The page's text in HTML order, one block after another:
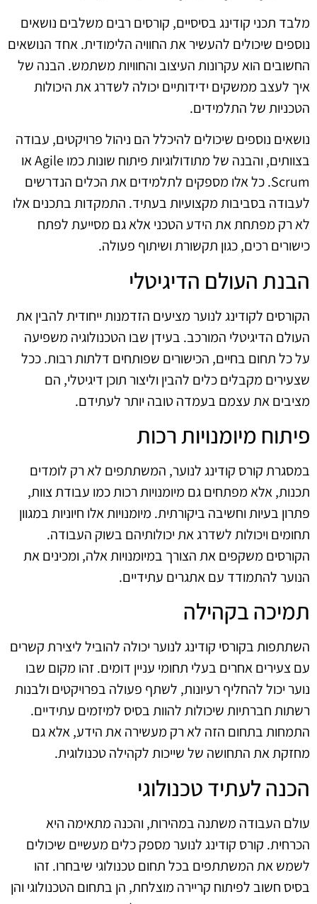
מלבד תכני קודינג בסיסיים, קורסים רבים משלבים נושאים
נוספים שיכולים להעשיר את החוויה הלימודית. אחד הנושאים
החשובים הוא עקרונות העיצוב והחוויות משתמש. הבנה של
איך לעצב ממשקים ידידותיים יכולה לשדרג את היכולות
הטכניות של התלמידים.
נושאים נוספים שיכולים להיכלל הם ניהול פרויקטים, עבודה
בצוותים, והבנה של מתודולוגיות פיתוח שונות כמו Agile או
Scrum. כל אלו מספקים לתלמידים את הכלים הנדרשים
לעבודה בסביבות מקצועיות בעתיד. התמקדות בתכנים אלו
לא רק מפתחת את הידע הטכני אלא גם מסייעת לפתח
כישורים רכים, כגון תקשורת ושיתוף פעולה.
הבנת העולם הדיגיטלי
הקורסים לקודינג לנוער מציעים הזדמנות ייחודית להבין את
העולם הדיגיטלי המורכב. בעידן שבו הטכנולוגיה משפיעה
על כל תחום בחיים, הכישורים שפותחים דלתות רבות. ככל
שצעירים מקבלים כלים להבין וליצור תוכן דיגיטלי, הם
מציבים את עצמם בעמדה טובה יותר לעתידם.
פיתוח מיומנויות רכות
במסגרת קורס קודינג לנוער, המשתתפים לא רק לומדים
תכנות, אלא מפתחים גם מיומנויות רכות כמו עבודת צוות,
פתרון בעיות וחשיבה ביקורתית. מיומנויות אלו חיוניות במגוון
תחומים ויכולות לשדרג את יכולותיהם בשוק העבודה.
הקורסים משקפים את הצורך במיומנויות אלה, ומכינים את
הנוער להתמודד עם אתגרים עתידיים.
תמיכה בקהילה
השתתפות בקורסי קודינג לנוער יכולה להוביל ליצירת קשרים
עם צעירים אחרים בעלי תחומי עניין דומים. זהו מקום שבו
נוער יכול להחליף רעיונות, לשתף פעולה בפרויקטים ולבנות
רשתות חברתיות שיכולות להוות בסיס למיזמים עתידיים.
התמחות בתחום הזה לא רק מעשירה את הידע, אלא גם
מחזקת את התחושה של שייכות לקהילה טכנולוגית.
הכנה לעתיד טכנולוגי
עולם העבודה משתנה במהירות, והכנה מתאימה היא
הכרחית. קורס קודינג לנוער מספק כלים מעשיים שיכולים
לשמש את המשתתפים בכל תחום טכנולוגי שיבחרו. זהו
בסיס חשוב לפיתוח קריירה מוצלחת, הן בתחום הטכנולוגי והן